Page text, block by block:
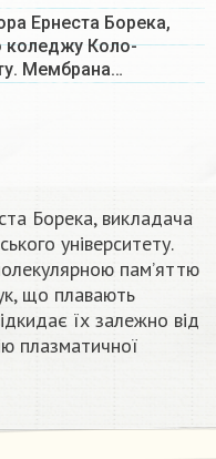
Ернеста Борека,
коледжу Коло-
Мембрана…
Борека, викладача
університету.
пам’яттю
що плавають
їх залежно від
плазматичноï